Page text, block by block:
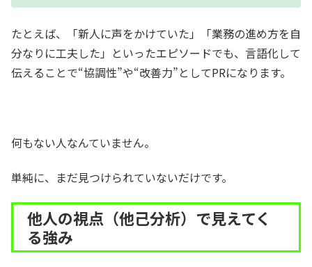
たとえば、「新人に声をかけていた」「業務の進め方を自
分なりに工夫した」といったエピソードでも、言語化して
伝えることで“協調性”や“改善力”としてPRになります。
何もない人なんていません。
単純に、まだ見つけられていないだけです。
他人の視点（他己分析）で見えてく
る強み